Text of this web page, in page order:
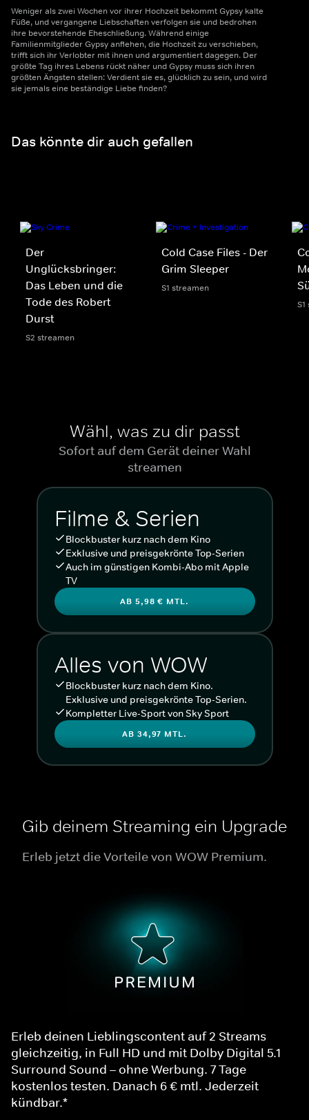
Weniger als zwei Wochen vor ihrer Hochzeit bekommt Gypsy kalte
Füße, und vergangene Liebschaften verfolgen sie und bedrohen
ihre bevorstehende Eheschließung. Während einige
Familienmitglieder Gypsy anflehen, die Hochzeit zu verschieben,
trifft sich ihr Verlobter mit ihnen und argumentiert dagegen. Der
größte Tag ihres Lebens rückt näher und Gypsy muss sich ihren
größten Ängsten stellen: Verdient sie es, glücklich zu sein, und wird
sie jemals eine beständige Liebe finden?
Das könnte dir auch gefallen
Der
Unglücksbringer:
Das Leben und die
Tode des Robert
Durst
S2 streamen
Cold Case Files - Der
Grim Sleeper
S1 streamen
Wähl, was zu dir passt
Sofort auf dem Gerät deiner Wahl
streamen
Filme & Serien
Blockbuster kurz nach dem Kino
Exklusive und preisgekrönte Top-Serien
Auch im günstigen Kombi-Abo mit Apple
TV
AB 5,98 € MTL.
Alles von WOW
Blockbuster kurz nach dem Kino.
Exklusive und preisgekrönte Top-Serien.
Kompletter Live-Sport von Sky Sport
AB 34,97 MTL.
Gib deinem Streaming ein Upgrade
Erleb jetzt die Vorteile von WOW Premium.
Erleb deinen Lieblingscontent auf 2 Streams
gleichzeitig, in Full HD und mit Dolby Digital 5.1
Surround Sound – ohne Werbung. 7 Tage
kostenlos testen. Danach 6 € mtl. Jederzeit
kündbar.*